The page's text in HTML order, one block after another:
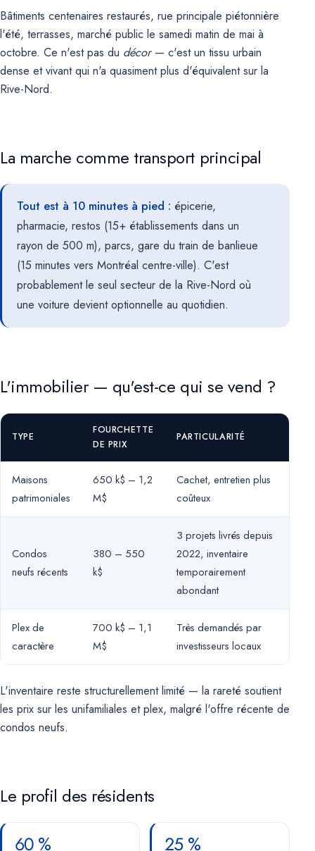
Bâtiments centenaires restaurés, rue principale piétonnière
l'été, terrasses, marché public le samedi matin de mai à
octobre. Ce n'est pas du décor— c'est un tissu urbain
dense et vivant qui n'a quasiment plus d'équivalent sur la
Rive-Nord.
La marche comme transport principal
Tout est à 10 minutes à pied : épicerie,
pharmacie, restos (15+ établissements dans un
rayon de 500 m), parcs, gare du train de banlieue
(15 minutes vers Montréal centre-ville). C'est
probablement le seul secteur de la Rive-Nord où
une voiture devient optionnelle au quotidien.
L'immobilier — qu'est-ce qui se vend ?
TYPE
FOURCHETTE
DE PRIX
PARTICULARITÉ
Maisons
patrimoniales
650 k$ – 1,2
M$
Cachet, entretien plus
coûteux
Condos
neufs récents
380 – 550
k$
3 projets livrés depuis
2022, inventaire
temporairement
abondant
Plex de
caractère
700 k$ – 1,1
M$
Très demandés par
investisseurs locaux
L'inventaire reste structurellement limité — la rareté soutient
les prix sur les unifamiliales et plex, malgré l'offre récente de
condos neufs.
Le profil des résidents
60 % 25 %